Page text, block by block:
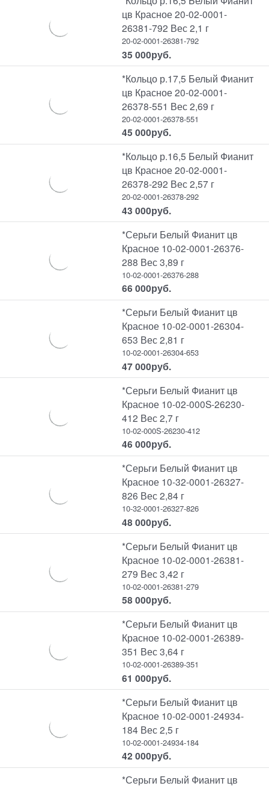
цв Красное 20-02-0001-
26381-792 Вес 2,1 г
20-02-0001-26381-792
35 000руб.
*Кольцо р.17,5 Белый Фианит
цв Красное 20-02-0001-
26378-551 Вес 2,69 г
20-02-0001-26378-551
45 000руб.
*Кольцо р.16,5 Белый Фианит
цв Красное 20-02-0001-
26378-292 Вес 2,57 г
20-02-0001-26378-292
43 000руб.
*Серьги Белый Фианит цв
Красное 10-02-0001-26376-
288 Вес 3,89 г
10-02-0001-26376-288
66 000руб.
*Серьги Белый Фианит цв
Красное 10-02-0001-26304-
653 Вес 2,81 г
10-02-0001-26304-653
47 000руб.
*Серьги Белый Фианит цв
Красное 10-02-000S-26230-
412 Вес 2,7 г
10-02-000S-26230-412
46 000руб.
*Серьги Белый Фианит цв
Красное 10-32-0001-26327-
826 Вес 2,84 г
10-32-0001-26327-826
48 000руб.
*Серьги Белый Фианит цв
Красное 10-02-0001-26381-
279 Вес 3,42 г
10-02-0001-26381-279
58 000руб.
*Серьги Белый Фианит цв
Красное 10-02-0001-26389-
351 Вес 3,64 г
10-02-0001-26389-351
61 000руб.
*Серьги Белый Фианит цв
Красное 10-02-0001-24934-
184 Вес 2,5 г
10-02-0001-24934-184
42 000руб.
*Серьги Белый Фианит цв